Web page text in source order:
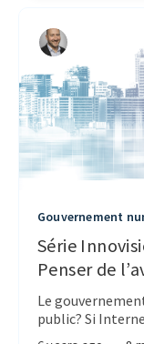
Gouvernement
Série
Penser de
Le
public? Si